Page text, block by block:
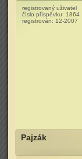
registrovaný uživatel
číslo příspěvku: 1864
registrován: 12-2007
Pajzák